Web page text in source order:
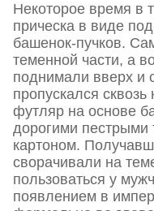
Некоторое время в
прическа в виде
башенок-пучков.
теменной части, а
поднимали вверх и
пропускался
футляр на основе
дорогими пестрыми
картоном.
сворачивали на
пользоваться у
появлением в